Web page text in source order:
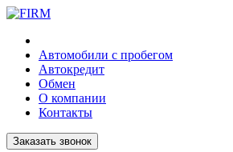
Автомобили с пробегом
Автокредит
Обмен
О компании
Контакты
Заказать звонок